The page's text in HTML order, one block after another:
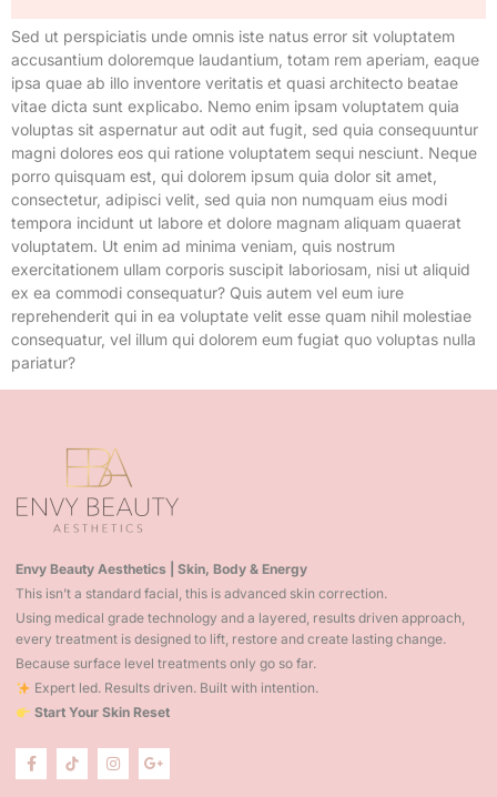
Sed ut perspiciatis unde omnis iste natus error sit voluptatem
accusantium doloremque laudantium, totam rem aperiam, eaque
ipsa quae ab illo inventore veritatis et quasi architecto beatae
vitae dicta sunt explicabo. Nemo enim ipsam voluptatem quia
voluptas sit aspernatur aut odit aut fugit, sed quia consequuntur
magni dolores eos qui ratione voluptatem sequi nesciunt. Neque
porro quisquam est, qui dolorem ipsum quia dolor sit amet,
consectetur, adipisci velit, sed quia non numquam eius modi
tempora incidunt ut labore et dolore magnam aliquam quaerat
voluptatem. Ut enim ad minima veniam, quis nostrum
exercitationem ullam corporis suscipit laboriosam, nisi ut aliquid
ex ea commodi consequatur? Quis autem vel eum iure
reprehenderit qui in ea voluptate velit esse quam nihil molestiae
consequatur, vel illum qui dolorem eum fugiat quo voluptas nulla
pariatur?
Envy Beauty Aesthetics | Skin, Body & Energy
This isn’t a standard facial, this is advanced skin correction.
Using medical grade technology and a layered, results driven approach,
every treatment is designed to lift, restore and create lasting change.
Because surface level treatments only go so far.
Expert led. Results driven. Built with intention.
Start Your Skin Reset